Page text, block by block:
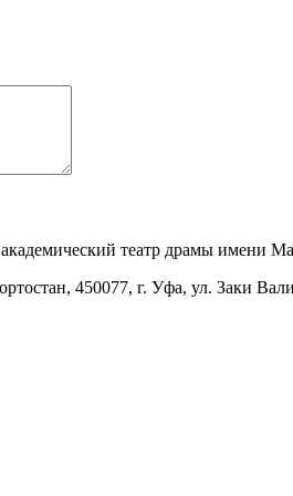
театр драмы имени
450077, г. Уфа, ул. Заки